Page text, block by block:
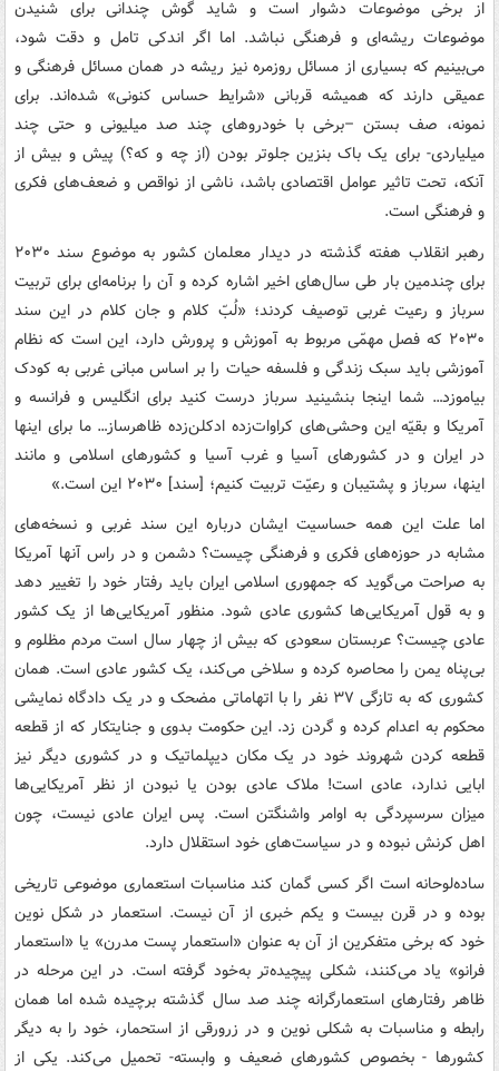
از برخی موضوعات دشوار است و شاید گوش چندانی برای شنیدن
موضوعات ریشه‌ای و فرهنگی نباشد. اما اگر اندکی تامل و دقت شود،
می‌بینیم که بسیاری از مسائل روزمره نیز ریشه در همان مسائل فرهنگی و
عمیقی دارند که همیشه قربانی «شرایط حساس کنونی» شده‌اند. برای
نمونه، صف بستن –برخی با خودروهای چند صد میلیونی و حتی چند
میلیاردی- برای یک باک بنزین جلوتر بودن (از چه و که؟) پیش و بیش از
آنکه، تحت تاثیر عوامل اقتصادی باشد، ناشی از نواقص و ضعف‌های فکری
و فرهنگی است.
رهبر انقلاب هفته گذشته در دیدار معلمان کشور به موضوع سند ۲۰۳۰
برای چندمین بار طی سال‌های اخیر اشاره کرده و آن را برنامه‌ای برای تربیت
سرباز و رعیت غربی توصیف کردند؛ «لُبّ کلام و جان کلام در این سند
۲۰۳۰ که فصل مهمّی مربوط به آموزش و پرورش دارد، این است که نظام
آموزشی باید سبک زندگی و فلسفه حیات را بر اساس مبانی غربی به کودک
بیاموزد… شما اینجا بنشینید سرباز درست کنید برای انگلیس و فرانسه و
آمریکا و بقیّه‌ این وحشی‌های کراوات‌زده‌ ادکلن‌زده‌ ظاهرساز… ما برای اینها
در ایران و در کشورهای آسیا و غرب آسیا و کشورهای اسلامی و مانند
اینها، سرباز و پشتیبان و رعیّت تربیت کنیم؛ [سند] ۲۰۳۰ این است.»
اما علت این همه حساسیت ایشان درباره این سند غربی و نسخه‌های
مشابه در حوزه‌های فکری و فرهنگی چیست؟ دشمن و در راس آنها آمریکا
به صراحت می‌گوید که جمهوری اسلامی ایران باید رفتار خود را تغییر دهد
و به قول آمریکایی‌ها کشوری عادی شود. منظور آمریکایی‌ها از یک کشور
عادی چیست؟ عربستان سعودی که بیش از چهار سال است مردم مظلوم و
بی‌پناه یمن را محاصره کرده و سلاخی می‌کند، یک کشور عادی است. همان
کشوری که به تازگی ۳۷ نفر را با اتهاماتی مضحک و در یک دادگاه نمایشی
محکوم به اعدام کرده و گردن زد. این حکومت بدوی و جنایتکار که از قطعه
قطعه کردن شهروند خود در یک مکان دیپلماتیک و در کشوری دیگر نیز
ابایی ندارد، عادی است! ملاک عادی بودن یا نبودن از نظر آمریکایی‌ها
میزان سرسپردگی به اوامر واشنگتن است. پس ایران عادی نیست، چون
اهل کرنش نبوده و در سیاست‌های خود استقلال دارد.
ساده‌لوحانه است اگر کسی گمان کند مناسبات استعماری موضوعی تاریخی
بوده و در قرن بیست و یکم خبری از آن نیست. استعمار در شکل نوین
خود که برخی متفکرین از آن به عنوان «استعمار پست مدرن» یا «استعمار
فرانو» یاد می‌کنند، شکلی پیچیده‌تر به‌خود گرفته است. در این مرحله در
ظاهر رفتارهای استعمارگرانه چند صد سال گذشته برچیده شده اما همان
رابطه و مناسبات به شکلی نوین و در زرورقی از استحمار، خود را به دیگر
کشورها - بخصوص کشورهای ضعیف و وابسته- تحمیل می‌کند. یکی از